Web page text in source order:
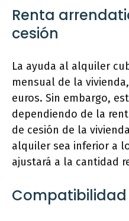
Renta
cesión
La ayuda al alquiler
mensual de la
euros. Sin embargo,
dependiendo de la
de cesión de la
alquiler sea inferior a
ajustará a la cantidad